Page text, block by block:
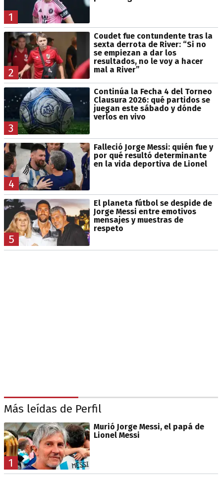
1
2
Coudet fue contundente tras la
sexta derrota de River: “Si no
se empiezan a dar los
resultados, no le voy a hacer
mal a River”
3
Continúa la Fecha 4 del Torneo
Clausura 2026: qué partidos se
juegan este sábado y dónde
verlos en vivo
4
Falleció Jorge Messi: quién fue y
por qué resultó determinante
en la vida deportiva de Lionel
5
El planeta fútbol se despide de
Jorge Messi entre emotivos
mensajes y muestras de
respeto
Más leídas de Perfil
1
Murió Jorge Messi, el papá de
Lionel Messi